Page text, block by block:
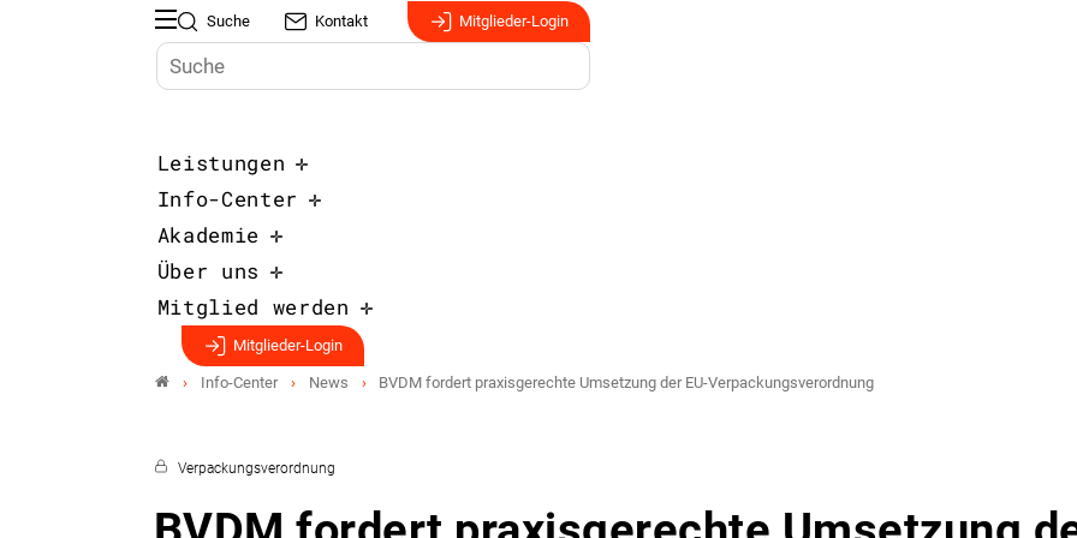
Suche Kontakt Mitglieder-Login
Leistungen
Info-Center
Akademie
Über uns
Mitglied werden
Mitglieder-Login
Info-Center News BVDM fordert praxisgerechte Umsetzung der EU-Verpackungsverordnung
Verpackungsverordnung